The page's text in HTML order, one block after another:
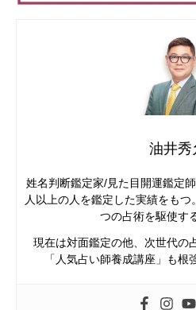
油井秀
姓名判断鑑定家/見た目開運鑑定
人以上の人を鑑定した実績をも
つの占術を駆使す
現在は対面鑑定の他、次世代の
「人気占い師養成講座」も根